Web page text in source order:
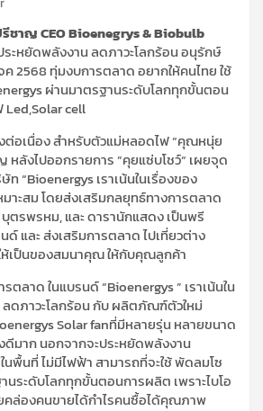
าญ CEO Bioenegrys & Biobulb
ะหยัดพลังงาน ลดภาวะโลกร้อน อนุรักษ์
ค 2568 ทุ่มงบการตลาด อยากให้คนไทย ใช้
ผ่านมาตรฐานระดับโลกทุกขั้นตอน
cell
อเนื่อง สำหรับตัวแม่หลอดไฟ “คุณหนุ่ย
งไปออกรายการ ”คุยแซ่บโชว์“ เผยจุด
ท “Bioenergys เราเน้นในเรื่องของ
าะสม โดยส่งเสริมกลยุทธ์ทางการตลาด
ตรพรหม, และ ดารานักแสดง เป็นพรี
ด์ และ ส่งเสริมการตลาด ไปเที่ยวต่าง
ห้เป็นของสมนาคุณ ให้กับคุณลูกค้า
ตลาด ในแบรนด์ “Bioenergys ” เราเน้นใน
ลดภาวะโลกร้อน กับ ผลิตภัณฑ์ตัวใหม่
Solar fanที่มีหลายรุ่น หลายขนาด
มาก นอกจากจะประหยัดพลังงาน
พื้นที่ ไม่มีไฟฟ้า สามารถที่จะใช้ พัดลมโซ
นระดับโลกทุกขั้นตอนการผลิต เพราะไบโอ
คล่องคนขายได้กำไรคนซื้อได้คุณภาพ